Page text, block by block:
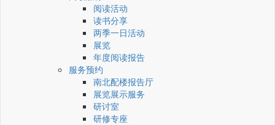
阅读活动
读书分享
两季一日活动
展览
年度阅读报告
服务预约
南北配楼报告厅
展览展示服务
研讨室
研修专座